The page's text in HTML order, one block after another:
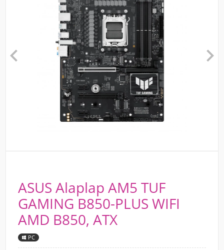
 
ASUS Alaplap AM5 TUF
GAMING B850-PLUS WIFI
AMD B850, ATX
PC